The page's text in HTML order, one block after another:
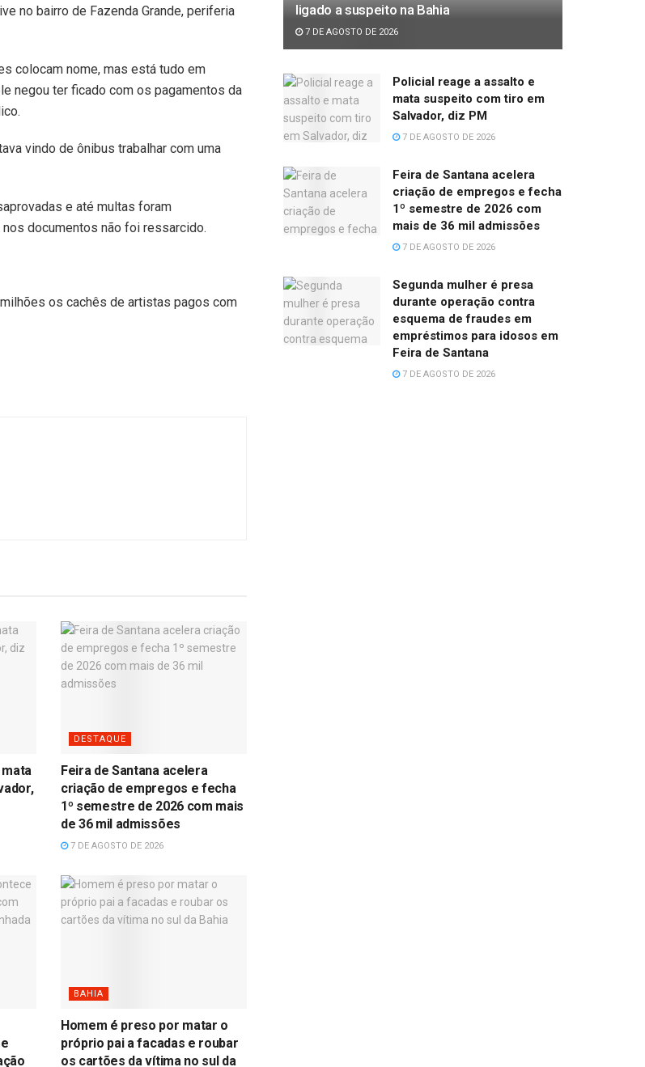
no bairro de Fazenda Grande, periferia
colocam nome, mas está tudo em
negou ter ficado com os pagamentos da
vindo de ônibus trabalhar com uma
e até multas foram
documentos não foi ressarcido.
os cachês de artistas pagos com
DESTAQUE
Feira de Santana acelera
criação de empregos e fecha
1º semestre de 2026 com mais
de 36 mil admissões
7 DE AGOSTO DE 2026
BAHIA
Homem é preso por matar o
próprio pai a facadas e roubar
os cartões da vítima no sul da
ligado a suspeito na Bahia
7 DE AGOSTO DE 2026
Policial reage a assalto e
mata suspeito com tiro em
Salvador, diz PM
7 DE AGOSTO DE 2026
Feira de Santana acelera
criação de empregos e fecha
1º semestre de 2026 com
mais de 36 mil admissões
7 DE AGOSTO DE 2026
Segunda mulher é presa
durante operação contra
esquema de fraudes em
empréstimos para idosos em
Feira de Santana
7 DE AGOSTO DE 2026